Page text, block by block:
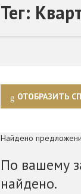
Тег:
ОТОБРАЗИТЬ
Найдено
По вашему
найдено.